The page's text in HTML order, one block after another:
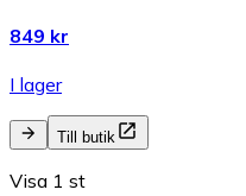
849 kr
I lager
Till butik
Visa 1 st